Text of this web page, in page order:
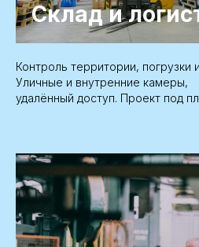
Склад и
Контроль территории, погрузки
Уличные и внутренние камеры,
удалённый доступ. Проект под